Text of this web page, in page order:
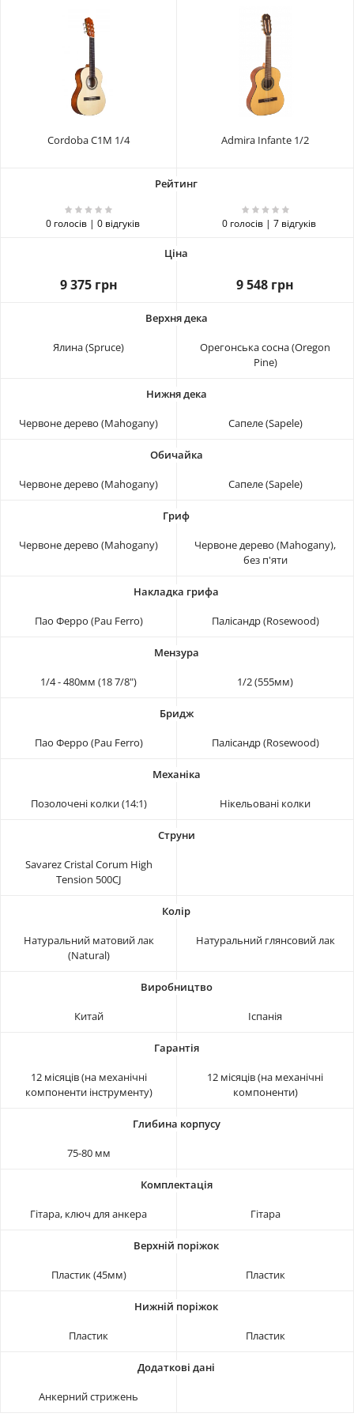
Cordoba C1M 1/4 Admira Infante 1/2
0 голосів | 0 відгуків 0 голосів | 7 відгуків
9 375 грн 9 548 грн
Ялина (Spruce)
Орегонська сосна (Oregon
Pine)
Червоне дерево (Mahogany) Сапеле (Sapele)
Червоне дерево (Mahogany) Сапеле (Sapele)
Червоне дерево (Mahogany)
Червоне дерево (Mahogany),
без п'яти
Пао Ферро (Pau Ferro) Палісандр (Rosewood)
1/4 - 480мм (18 7/8") 1/2 (555мм)
Пао Ферро (Pau Ferro) Палісандр (Rosewood)
Позолочені колки (14:1) Нікельовані колки
Savarez Cristal Corum High
Tension 500CJ
Натуральний матовий лак
(Natural)
Натуральний глянсовий лак
Китай Іспанія
12 місяців (на механічні
компоненти інструменту)
12 місяців (на механічні
компоненти)
75-80 мм
Гітара, ключ для анкера Гітара
Пластик (45мм) Пластик
Пластик Пластик
Анкерний стрижень